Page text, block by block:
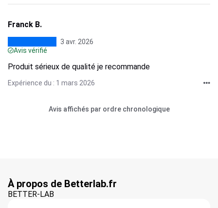
Franck B.
3 avr. 2026
Avis vérifié
Produit sérieux de qualité je recommande
Expérience du : 1 mars 2026
Avis affichés par ordre chronologique
À propos de Betterlab.fr
BETTER-LAB